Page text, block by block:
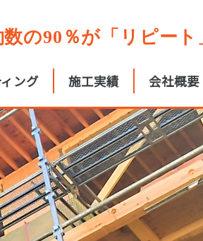
の90％が「リピー
ング 施工実績 会社概要